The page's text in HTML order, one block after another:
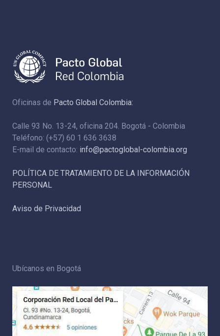
Oficinas de Pacto Global Colombia:
Calle 93 No. 13-24, oficina 204. Bogotá - Colombia
Teléfono: (+57) 60 1 636 3638
E-mail de contacto: info@pactoglobal-colombia.org
POLÍTICA DE TRATAMIENTO DE LA INFORMACIÓN
PERSONAL
Aviso de Privacidad
Ubícanos en Bogotá